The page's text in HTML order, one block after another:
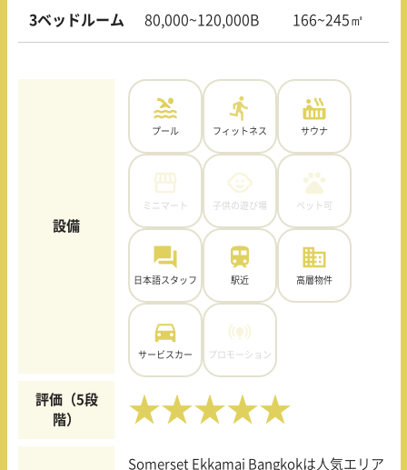
3ベッドルーム 80,000~120,000B 166~245㎡
設備
プール フィットネス サウナ
ミニマート 子供の遊び場 ペット可
日本語スタッフ 駅近 高層物件
サービスカー プロモーション
評価（5段
階）
★★★★★
Somerset Ekkamai Bangkokは人気エリア